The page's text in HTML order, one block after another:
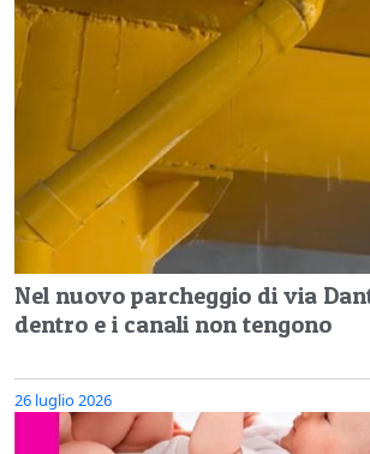
Nel nuovo parcheggio di via
dentro e i canali non tengono
26 luglio 2026